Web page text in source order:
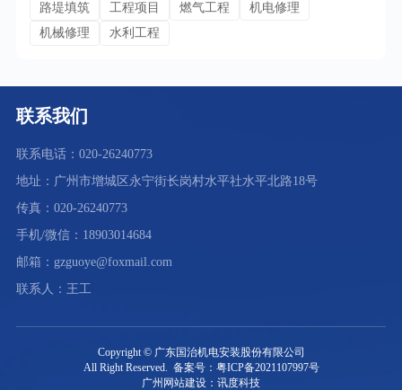
路堤填筑
工程项目 燃气工程
机电修理
机械修理
水利工程
联系我们
联系电话：020-26240773
地址：广州市增城区永宁街长岗村水平社水平北路18号
传真：020-26240773
手机/微信：18903014684
邮箱：gzguoye@foxmail.com
联系人：王工
Copyright © 广东国治机电安装股份有限公司
All Right Reserved. 备案号：粤ICP备2021107997号
广州网站建设：讯度科技